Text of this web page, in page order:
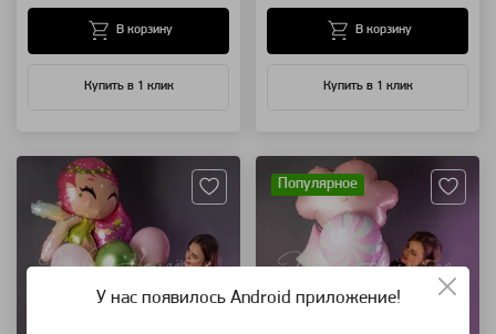
Купить в 1 клик
В корзину
Купить в 1 клик
В корзину
Популярное
У нас появилось Android приложение!